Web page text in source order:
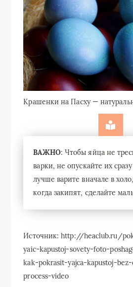
Крашенки на Пасху —
ВАЖНО: Чтобы яйца не
варки, не опускайте их
лучше варите вначале в
когда закипят, сделайте
Источник: http://heaclub.ru/
yaic-kapustoj-sovety-foto-
kak-pokrasit-yajca-kapustoj-
process-video